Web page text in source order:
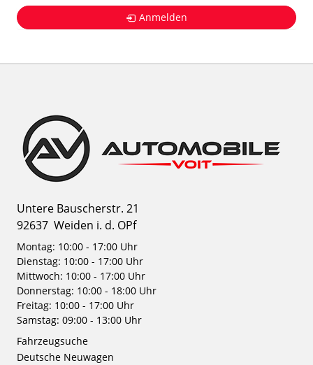
Anmelden
Untere Bauscherstr. 21
92637 Weiden i. d. OPf
Montag: 10:00 - 17:00 Uhr
Dienstag: 10:00 - 17:00 Uhr
Mittwoch: 10:00 - 17:00 Uhr
Donnerstag: 10:00 - 18:00 Uhr
Freitag: 10:00 - 17:00 Uhr
Samstag: 09:00 - 13:00 Uhr
Fahrzeugsuche
Deutsche Neuwagen